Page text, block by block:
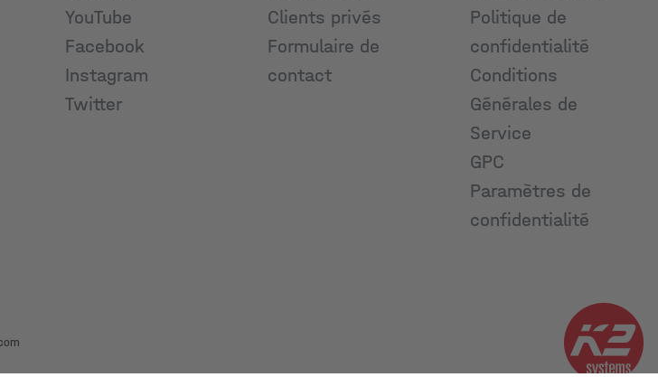
YouTube
Facebook
Instagram
Twitter
Clients privés
Formulaire de
contact
Politique de
confidentialité
Conditions
Générales de
Service
GPC
Paramètres de
confidentialité